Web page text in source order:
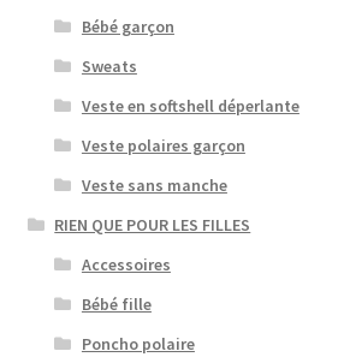
Bébé garçon
Sweats
Veste en softshell déperlante
Veste polaires garçon
Veste sans manche
RIEN QUE POUR LES FILLES
Accessoires
Bébé fille
Poncho polaire